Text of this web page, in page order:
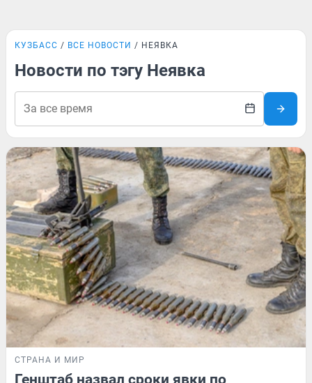
КУЗБАСС ВСЕ НОВОСТИ НЕЯВКА
Новости по тэгу Неявка
СТРАНА И МИР
Генштаб назвал сроки явки по